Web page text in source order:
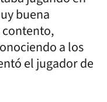
buena
contento,
a los
el jugador de